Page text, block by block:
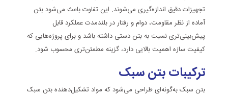
تجهیزات دقیق اندازه‌گیری می‌شوند. این تفاوت باعث می‌شود بتن
آماده از نظر مقاومت، دوام و رفتار در بلندمدت عملکرد قابل
پیش‌بینی‌تری نسبت به بتن دستی داشته باشد و برای پروژه‌هایی که
کیفیت سازه اهمیت بالایی دارد، گزینه مطمئن‌تری محسوب شود.
ترکیبات بتن سبک
بتن سبک به‌گونه‌ای طراحی می‌شود که مواد تشکیل‌دهنده بتن سبک